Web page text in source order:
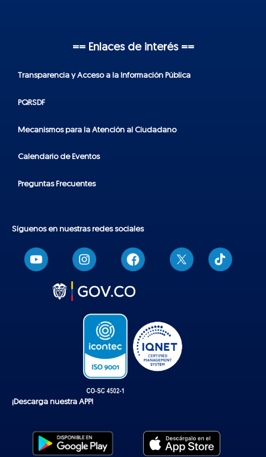
== Enlaces de interés ==
Transparencia y Acceso a la Información Pública
PQRSDF
Mecanismos para la Atención al Ciudadano
Calendario de Eventos
Preguntas Frecuentes
Síguenos en nuestras redes sociales
T
i
k
¡Descarga nuestra APP!